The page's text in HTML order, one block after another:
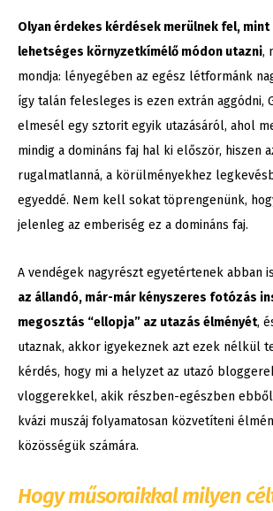
Olyan érdekes kérdések merülnek fel, mint
lehetséges környzetkímélő módon utazni,
mondja: lényegében az egész létformánk
így talán felesleges is ezen extrán aggódni,
elmesél egy sztorit egyik utazásáról, ahol
mindig a domináns faj hal ki először, hiszen
rugalmatlanná, a körülményekhez
egyeddé. Nem kell sokat töprengenünk,
jelenleg az emberiség ez a domináns faj.
A vendégek nagyrészt egyetértenek abban
az állandó, már-már kényszeres fotózás
megosztás “ellopja” az utazás élményét,
utaznak, akkor igyekeznek azt ezek nélkül
kérdés, hogy mi a helyzet az utazó
vloggerekkel, akik részben-egészben
kvázi muszáj folyamatosan közvetíteni
közösségük számára.
Hogy műsoraikkal milyen